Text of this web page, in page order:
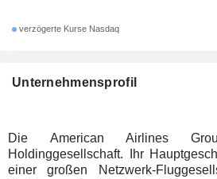
Unternehmensprofil
Die American Airlines
Holdinggesellschaft. Ihr
einer großen Netzwerk-
verzögerte Kurse Nasdaq